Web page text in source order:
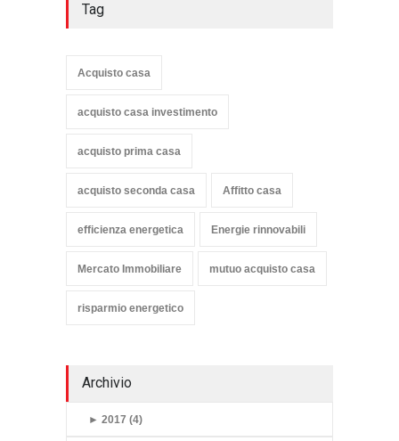
Tag
Acquisto casa
acquisto casa investimento
acquisto prima casa
acquisto seconda casa Affitto casa
efficienza energetica Energie rinnovabili
Mercato Immobiliare mutuo acquisto casa
risparmio energetico
Archivio
► 2017 (4)